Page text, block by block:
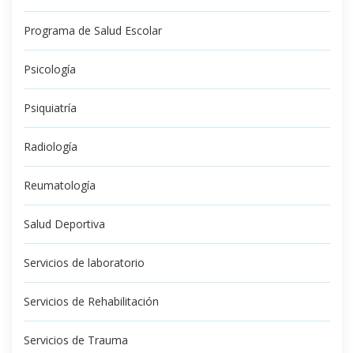
Programa de Salud Escolar
Psicología
Psiquiatría
Radiología
Reumatología
Salud Deportiva
Servicios de laboratorio
Servicios de Rehabilitación
Servicios de Trauma